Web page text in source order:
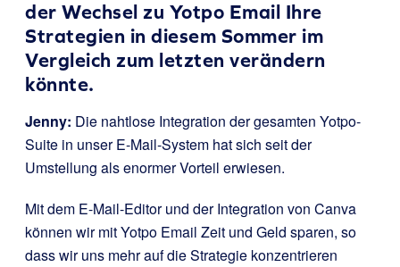
der Wechsel zu Yotpo Email Ihre
Strategien in diesem Sommer im
Vergleich zum letzten verändern
könnte.
Jenny: Die nahtlose Integration der gesamten Yotpo-
Suite in unser E-Mail-System hat sich seit der
Umstellung als enormer Vorteil erwiesen.
Mit dem E-Mail-Editor und der Integration von Canva
können wir mit Yotpo Email Zeit und Geld sparen, so
dass wir uns mehr auf die Strategie konzentrieren